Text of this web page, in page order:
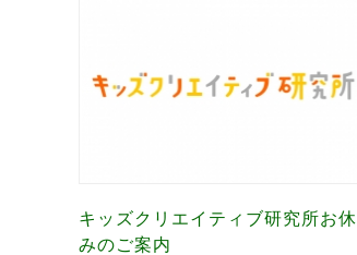
キッズクリエイティブ研究所お休
みのご案内